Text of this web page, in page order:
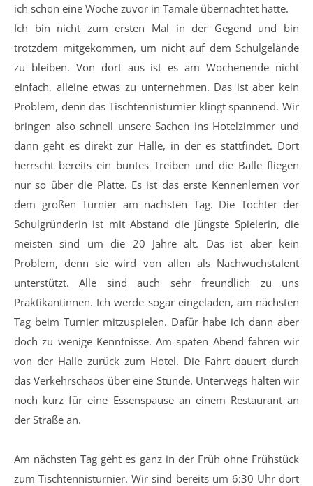
ich schon eine Woche zuvor in Tamale übernachtet hatte.
Ich bin nicht zum ersten Mal in der Gegend und bin
trotzdem mitgekommen, um nicht auf dem Schulgelände
zu bleiben. Von dort aus ist es am Wochenende nicht
einfach, alleine etwas zu unternehmen. Das ist aber kein
Problem, denn das Tischtennisturnier klingt spannend. Wir
bringen also schnell unsere Sachen ins Hotelzimmer und
dann geht es direkt zur Halle, in der es stattfindet. Dort
herrscht bereits ein buntes Treiben und die Bälle fliegen
nur so über die Platte. Es ist das erste Kennenlernen vor
dem großen Turnier am nächsten Tag. Die Tochter der
Schulgründerin ist mit Abstand die jüngste Spielerin, die
meisten sind um die 20 Jahre alt. Das ist aber kein
Problem, denn sie wird von allen als Nachwuchstalent
unterstützt. Alle sind auch sehr freundlich zu uns
Praktikantinnen. Ich werde sogar eingeladen, am nächsten
Tag beim Turnier mitzuspielen. Dafür habe ich dann aber
doch zu wenige Kenntnisse. Am späten Abend fahren wir
von der Halle zurück zum Hotel. Die Fahrt dauert durch
das Verkehrschaos über eine Stunde. Unterwegs halten wir
noch kurz für eine Essenspause an einem Restaurant an
der Straße an.
Am nächsten Tag geht es ganz in der Früh ohne Frühstück
zum Tischtennisturnier. Wir sind bereits um 6:30 Uhr dort